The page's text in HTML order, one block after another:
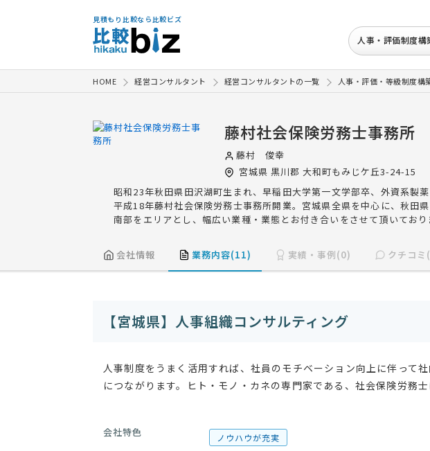
見積もり比較なら比較ビズ
人事・評価制度構
HOME 経営コンサルタント 経営コンサルタントの一覧 人事・評価・等級制度構
藤村社会保険労務士事務所
藤村 俊幸
宮城県 黒川郡 大和町もみじケ丘3-24-15
昭和23年秋田県田沢湖町生まれ、早稲田大学第一文学部卒、外資系製薬
平成18年藤村社会保険労務士事務所開業。宮城県全県を中心に、秋田
南部をエリアとし、幅広い業種・業態とお付き合いをさせて頂いてお
会社情報 業務内容(11) 実績・事例(0) クチコミ
【宮城県】人事組織コンサルティング
人事制度をうまく活用すれば、社員のモチベーション向上に伴って
につながります。ヒト・モノ・カネの専門家である、社会保険労務士
会社特色 ノウハウが充実